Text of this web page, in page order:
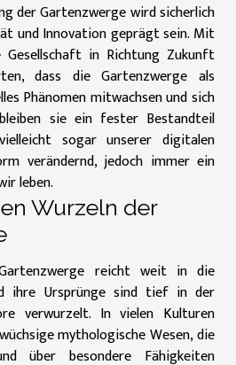
der Gartenzwerge wird sicherlich
und Innovation geprägt sein. Mit
in Richtung Zukunft
dass die Gartenzwerge als
Phänomen mitwachsen und sich
sie ein fester Bestandteil
sogar unserer digitalen
verändernd, jedoch immer ein
leben.
Wurzeln der
reicht weit in die
ihre Ursprünge sind tief in der
verwurzelt. In vielen Kulturen
mythologische Wesen, die
über besondere Fähigkeiten